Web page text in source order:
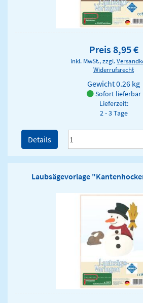
Preis 8,95 €
inkl. MwSt., zzgl.
Widerrufsrecht
Gewicht0.26 kg
Sofort lieferbar
Lieferzeit:
2 - 3 Tage
Details
Laubsägevorlage